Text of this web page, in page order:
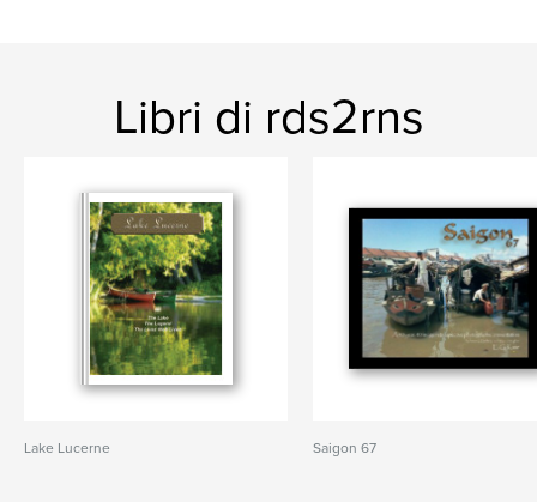
Libri di rds2rns
Lake Lucerne Saigon 67